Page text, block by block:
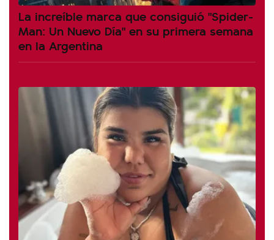
La increíble marca que consiguió "Spider-
Man: Un Nuevo Día" en su primera semana
en la Argentina